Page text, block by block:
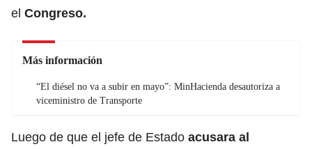
el Congreso.
Más información
“El diésel no va a subir en mayo”: MinHacienda desautoriza a
viceministro de Transporte
Luego de que el jefe de Estado acusara al